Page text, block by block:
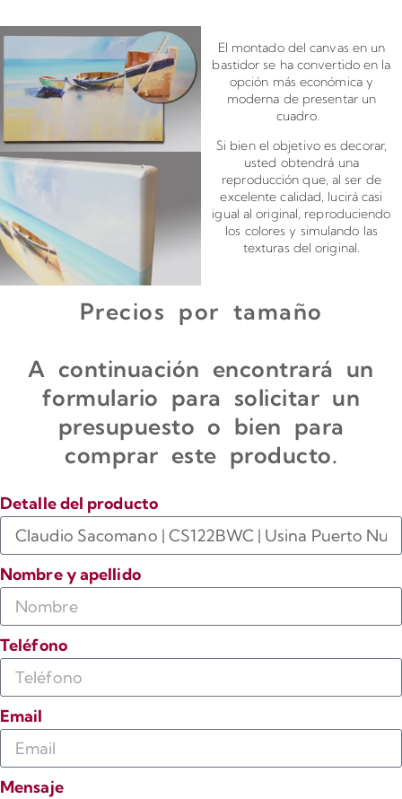
El montado del canvas en un
bastidor se ha convertido en la
opción más económica y
moderna de presentar un
cuadro.
Si bien el objetivo es decorar,
usted obtendrá una
reproducción que, al ser de
excelente calidad, lucirá casi
igual al original, reproduciendo
los colores y simulando las
texturas del original.
Precios por tamaño
A continuación encontrará un
formulario para solicitar un
presupuesto o bien para
comprar este producto.
Detalle del producto
Nombre y apellido
Teléfono
Email
Mensaje